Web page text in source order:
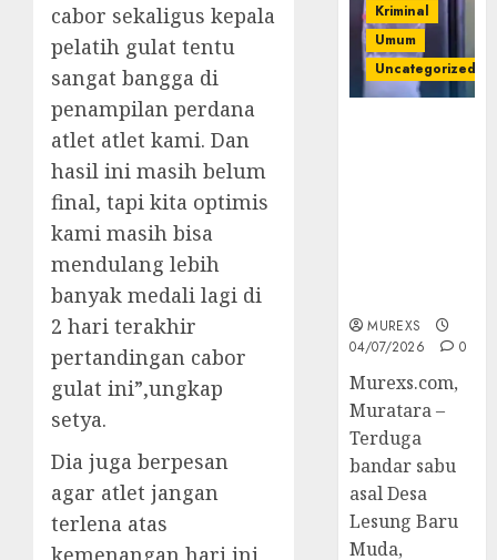
cabor sekaligus kepala
pelatih gulat tentu
sangat bangga di
penampilan perdana
atlet atlet kami. Dan
hasil ini masih belum
final, tapi kita optimis
kami masih bisa
mendulang lebih
banyak medali lagi di
2 hari terakhir
pertandingan cabor
gulat ini”,ungkap
setya.
Dia juga berpesan
agar atlet jangan
terlena atas
kemenangan hari ini
Kriminal
Umum
Uncategorized
MUREXS
04/07/2026
0
Murexs.com,
Muratara –
Terduga
bandar sabu
asal Desa
Lesung Baru
Muda,